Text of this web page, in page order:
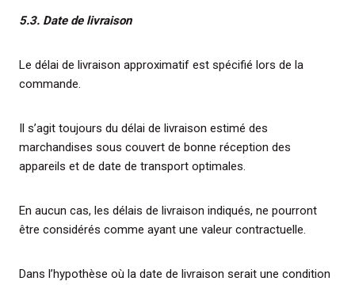
5.3. Date de livraison
Le délai de livraison approximatif est spécifié lors de la
commande.
Il s’agit toujours du délai de livraison estimé des
marchandises sous couvert de bonne réception des
appareils et de date de transport optimales.
En aucun cas, les délais de livraison indiqués, ne pourront
être considérés comme ayant une valeur contractuelle.
Dans l’hypothèse où la date de livraison serait une condition